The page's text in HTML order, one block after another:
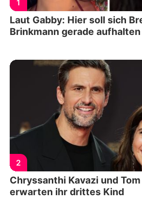
1
Laut Gabby: Hier soll sich
Brinkmann gerade aufhalten
2
Chryssanthi Kavazi und
erwarten ihr drittes Kind